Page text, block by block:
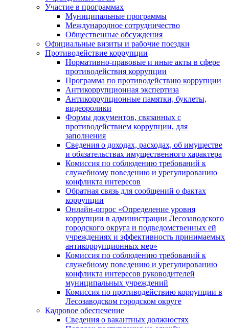
Участие в программах
Муниципальные программы
Международное сотрудничество
Общественные обсуждения
Официальные визиты и рабочие поездки
Противодействие коррупции
Нормативно-правовые и иные акты в сфере
противодействия коррупции
Программа по противодействию коррупции
Антикоррупционная экспертиза
Антикоррупционные памятки, буклеты,
видеоролики
Формы документов, связанных с
противодействием коррупции, для
заполнения
Сведения о доходах, расходах, об имуществе
и обязательствах имущественного характера
Комиссия по соблюдению требований к
служебному поведению и урегулированию
конфликта интересов
Обратная связь для сообщений о фактах
коррупции
Онлайн-опрос «Определение уровня
коррупции в администрации Лесозаводского
городского округа и подведомственных ей
учреждениях и эффективность принимаемых
антикоррупционных мер»
Комиссия по соблюдению требований к
служебному поведению и урегулированию
конфликта интересов руководителей
муниципальных учреждений
Комиссия по противодействию коррупции в
Лесозаводском городском округе
Кадровое обеспечение
Сведения о вакантных должностях